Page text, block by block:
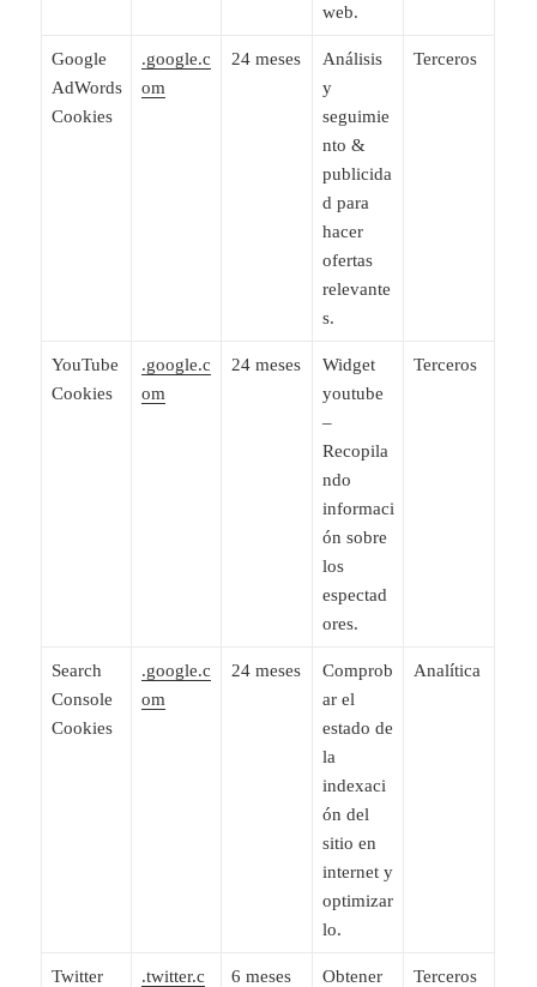
web.
Google
AdWords
Cookies
.google.c
om
24 meses
Análisis
y
seguimie
nto &
publicida
d para
hacer
ofertas
relevante
s.
Terceros
YouTube
Cookies
.google.c
om
24 meses
Widget
youtube
–
Recopila
ndo
informaci
ón sobre
los
espectad
ores.
Terceros
Search
Console
Cookies
.google.c
om
24 meses
Comprob
ar el
estado de
la
indexaci
ón del
sitio en
internet y
optimizar
lo.
Analítica
Twitter
.twitter.c
6 meses
Obtener
Terceros